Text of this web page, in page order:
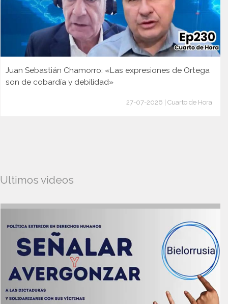
Juan Sebastián Chamorro: «Las expresiones de Ortega
son de cobardía y debilidad»
27-07-2026 | Cuarto de Hora
Ultimos videos